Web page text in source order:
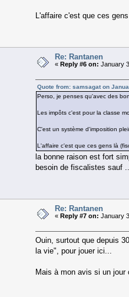
L'affaire c'est que ces
Re: Rantanen
« Reply #6 on: January
Quote from: samsagat on
Perso, je penses qu'avec des
Les impôts c'est pour la classe
C'est un système d'imposition
L'affaire c'est que ces gens là
la bonne raison est fort
besoin de fiscalistes sauf
Re: Rantanen
« Reply #7 on: January
Ouin, surtout que depuis
la vie", pour jouer ici...
Mais à mon avis si un